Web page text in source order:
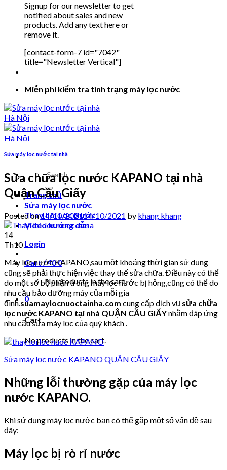
Signup for our newsletter to get
notified about sales and new
products. Add any text here or
remove it.
[contact-form-7 id="7042"
title="Newsletter Vertical"]
Miễn phí kiểm tra tình trạng máy lọc nước
Search
for:
Trang chủ
Sửa máy lọc nước
Thay Lõi Lọc Nước
Video hướng dẫn
Login
Cart /₫00
No products in the cart.
0
Cart
No products in the cart.
Sửa máy lọc nước tại nhà
Sửa chữa lọc nước KAPANO tại nhà
Quận Cầu Giấy
Posted on14/10/202114/10/2021 by khang khang
14
Th10
Máy lọc nước KAPANO,sau một khoảng thời gian sử dụng
cũng sẽ phải thực hiện việc thay thế sửa chữa. Điều này có thể
do một số bộ phận trong máy lọc nước bị hỏng,cũng có thể do
nhu cầu bảo dưỡng máy của mỗi gia
đình.suamaylocnuoctainha.com cung cấp dịch vụ sửa chữa
lọc nước KAPANO tại nhà QUẬN CẦU GIẤYnhằm đáp ứng
nhu cầu sửa máy lọc của quý khách .
Sửa máy lọc nước KAPANO QUẬN CẦU GIẤY
Những lỗi thường gặp của máy lọc
nước KAPANO.
Khi sử dụng máy lọc nước bạn có thể gặp một số vấn đề sau
đây:
Máy lọc bị rò rỉ nước